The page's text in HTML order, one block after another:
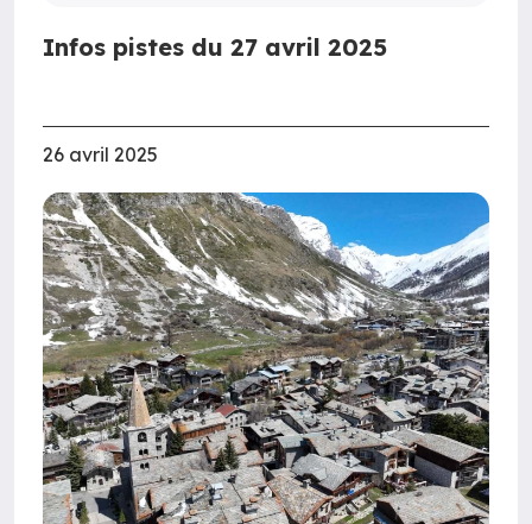
Infos pistes du 27 avril 2025
26 avril 2025